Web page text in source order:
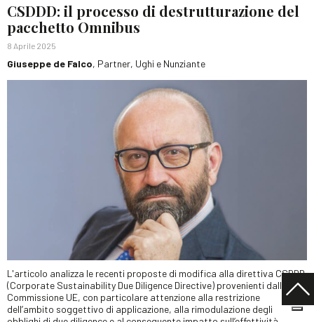
CSDDD: il processo di destrutturazione del
pacchetto Omnibus
8 Aprile 2025
Giuseppe de Falco, Partner, Ughi e Nunziante
L'articolo analizza le recenti proposte di modifica alla direttiva CSDDD
(Corporate Sustainability Due Diligence Directive) provenienti dalla
Commissione UE, con particolare attenzione alla restrizione
dell’ambito soggettivo di applicazione, alla rimodulazione degli